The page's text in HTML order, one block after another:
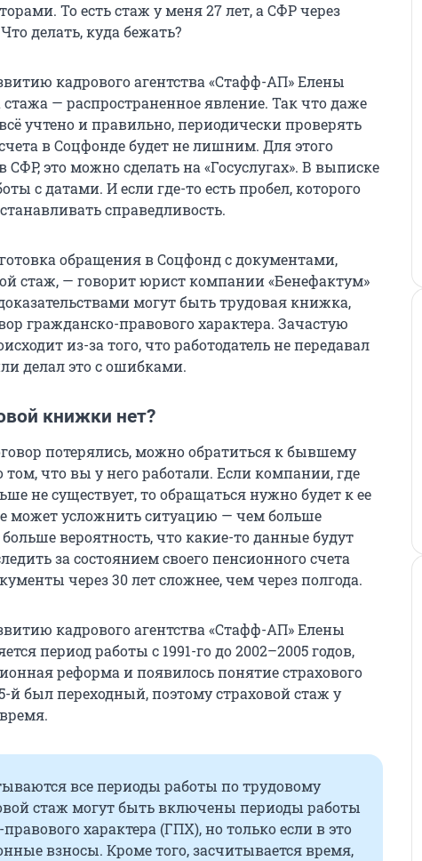
То есть стаж у меня 27 лет, а СФР через
делать, куда бежать?
кадрового агентства «Стафф-АП» Елены
— распространенное явление. Так что даже
учтено и правильно, периодически проверять
в Соцфонде будет не лишним. Для этого
это можно сделать на «Госуслугах». В выписке
с датами. И если где-то есть пробел, которого
справедливость.
обращения в Соцфонд с документами,
стаж, — говорит юрист компании «Бенефактум»
могут быть трудовая книжка,
гражданско-правового характера. Зачастую
из-за того, что работодатель не передавал
делал это с ошибками.
книжки нет?
потерялись, можно обратиться к бывшему
том, что вы у него работали. Если компании, где
не существует, то обращаться нужно будет к ее
может усложнить ситуацию — чем больше
вероятность, что какие-то данные будут
за состоянием своего пенсионного счета
через 30 лет сложнее, чем через полгода.
кадрового агентства «Стафф-АП» Елены
период работы с 1991-го до 2002–2005 годов,
реформа и появилось понятие страхового
й был переходный, поэтому страховой стаж у
все периоды работы по трудовому
стаж могут быть включены периоды работы
характера (ГПХ), но только если в это
взносы. Кроме того, засчитывается время,